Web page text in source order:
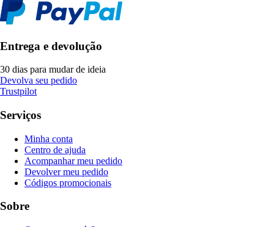
Entrega e devolução
30 dias para mudar de ideia
Devolva seu pedido
Trustpilot
Serviços
Minha conta
Centro de ajuda
Acompanhar meu pedido
Devolver meu pedido
Códigos promocionais
Sobre